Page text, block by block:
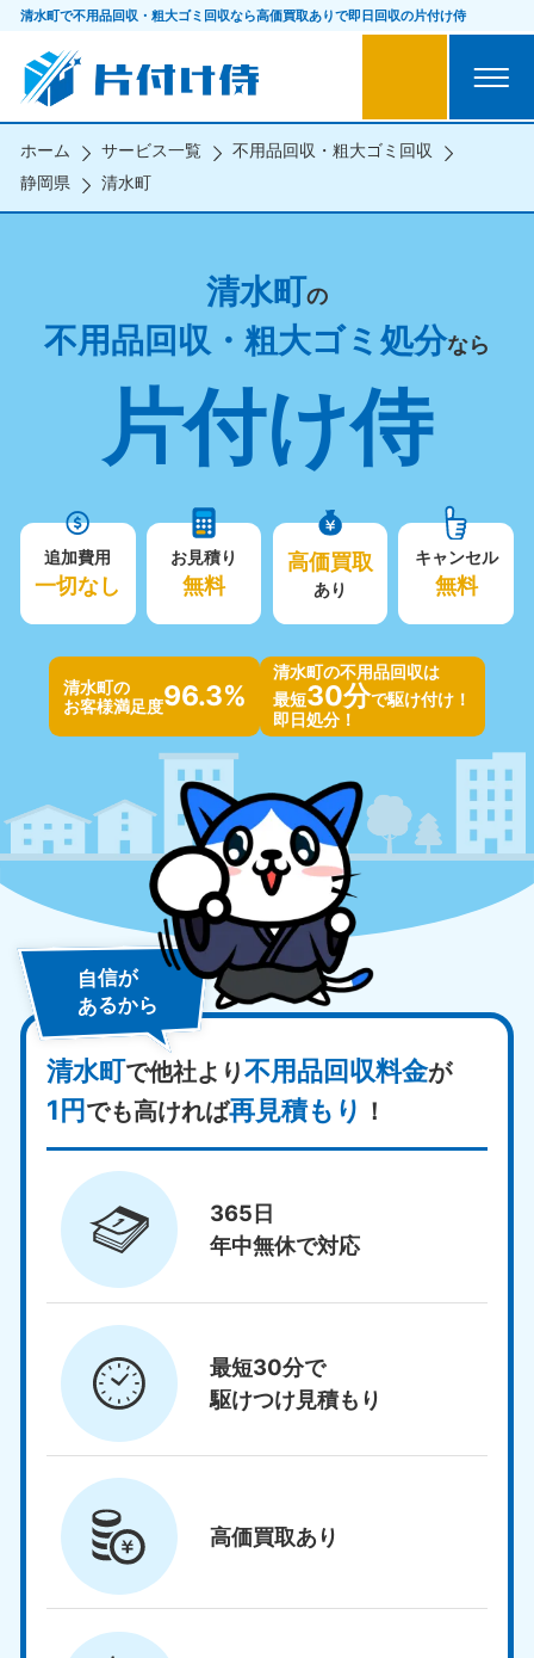
清水町で不用品回収・粗大ゴミ回収なら高価買取ありで即日回収の片付け侍
ホーム サービス一覧
不用品回収・粗大ゴミ回収
静岡県
清水町
清水町の
不用品回収・粗大ゴミ処分なら
片付け侍
追加費用
一切なし
お見積り
無料
高価買取
あり
キャンセル
無料
清水町の
お客様満足度96.3%
清水町の不用品回収は
最短30分で駆け付け！
即日処分！
自信が
あるから
清水町で他社より不用品回収料金が
1円でも高ければ再見積もり ！
365日
年中無休で対応
最短30分で
駆けつけ見積もり
高価買取あり